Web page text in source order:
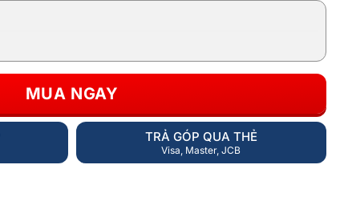
MUA NGAY
TRẢ GÓP QUA THẺ
Visa, Master, JCB